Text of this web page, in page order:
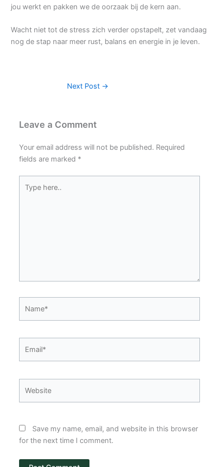
jou werkt en pakken we de oorzaak bij de kern aan.
Wacht niet tot de stress zich verder opstapelt, zet vandaag
nog de stap naar meer rust, balans en energie in je leven.
Next Post →
Leave a Comment
Your email address will not be published. Required
fields are marked *
here..
Save my name, email, and website in this browser
for the next time I comment.